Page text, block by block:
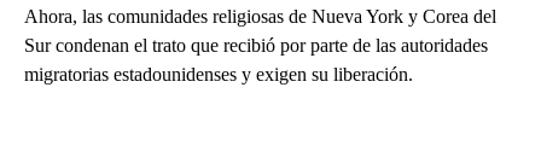
Ahora, las comunidades religiosas de Nueva York y Corea del
Sur condenan el trato que recibió por parte de las autoridades
migratorias estadounidenses y exigen su liberación.